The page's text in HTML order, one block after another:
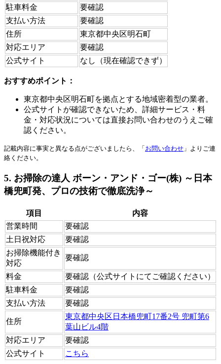
駐車料金
要確認
支払い方法
要確認
住所
東京都中央区明石町
対応エリア
要確認
公式サイト
なし（現在確認できず）
おすすめポイント：
東京都中央区明石町を拠点とする地域密着型の業者。
公式サイトが確認できないため、詳細サービス・料
金・対応状況については直接お問い合わせのうえご確
認ください。
記載内容に事実と異なる点がございましたら、「 お問い合わせ 」よりご連
絡ください。
5. お掃除の達人 ボーン・アンド・ゴー(株) ～日本
橋兜町発、プロの技術で徹底洗浄～
項目
内容
営業時間
要確認
土日祝対応
要確認
お掃除機能付き
対応
要確認
料金
要確認（公式サイトにてご確認ください）
駐車料金
要確認
支払い方法
要確認
住所
東京都中央区日本橋兜町17番2号 兜町第6
葉山ビル4階
対応エリア
要確認
公式サイト
こちら